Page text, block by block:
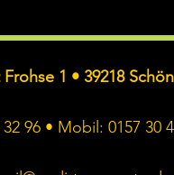
1 • 39218
96 • Mobil: 0157 30